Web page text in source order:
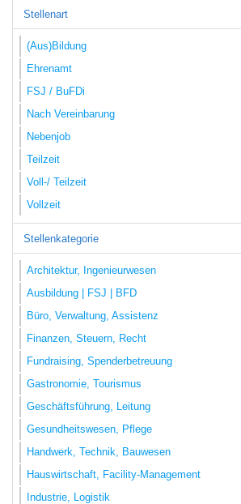
Stellenart
(Aus)Bildung
Ehrenamt
FSJ / BuFDi
Nach Vereinbarung
Nebenjob
Teilzeit
Voll-/ Teilzeit
Vollzeit
Stellenkategorie
Architektur, Ingenieurwesen
Ausbildung | FSJ | BFD
Büro, Verwaltung, Assistenz
Finanzen, Steuern, Recht
Fundraising, Spenderbetreuung
Gastronomie, Tourismus
Geschäftsführung, Leitung
Gesundheitswesen, Pflege
Handwerk, Technik, Bauwesen
Hauswirtschaft, Facility-Management
Industrie, Logistik